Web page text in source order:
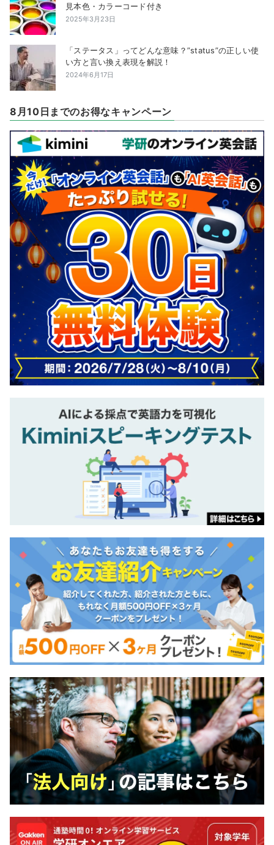
見本色・カラーコード付き
2025年3月23日
「ステータス」ってどんな意味？”status”の正しい使
い方と言い換え表現を解説！
2024年6月17日
8月10日までのお得なキャンペーン